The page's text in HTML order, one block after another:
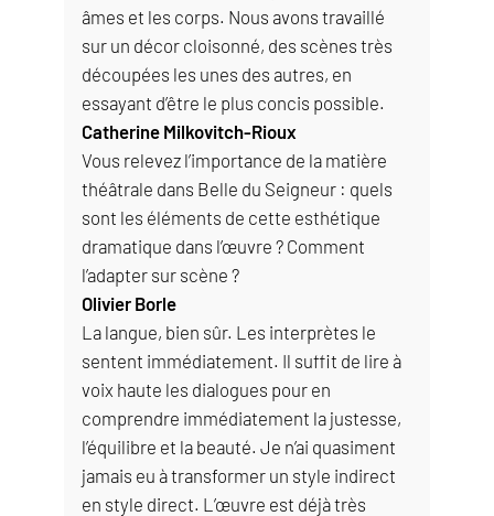
âmes et les corps. Nous avons travaillé
sur un décor cloisonné, des scènes très
découpées les unes des autres, en
essayant d’être le plus concis possible.
Catherine Milkovitch-Rioux
Vous relevez l’importance de la matière
théâtrale dans Belle du Seigneur : quels
sont les éléments de cette esthétique
dramatique dans l’œuvre ? Comment
l’adapter sur scène ?
Olivier Borle
La langue, bien sûr. Les interprètes le
sentent immédiatement. Il suffit de lire à
voix haute les dialogues pour en
comprendre immédiatement la justesse,
l’équilibre et la beauté. Je n’ai quasiment
jamais eu à transformer un style indirect
en style direct. L’œuvre est déjà très